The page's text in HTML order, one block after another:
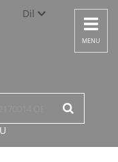
Dil
Türkçe
English
Toggle
MENU